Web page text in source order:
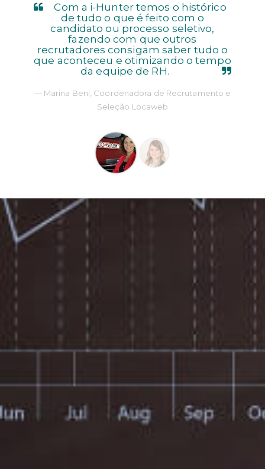
Com a i-Hunter temos o histórico
de tudo o que é feito com o
candidato ou processo seletivo,
fazendo com que outros
recrutadores consigam saber tudo o
que aconteceu e otimizando o tempo
da equipe de RH.
Marina Beni, Coordenadora de Recrutamento e
Seleção Locaweb